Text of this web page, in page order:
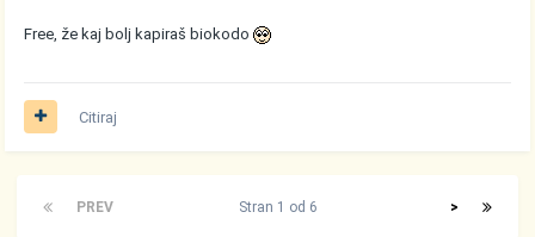
Free, že kaj bolj kapiraš biokodo
Citiraj
PREV >
Stran 1 od 6